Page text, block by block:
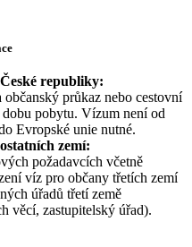
republiky:
průkaz nebo cestovní
pobytu. Vízum není od
Evropské unie nutné.
zemí:
požadavcích včetně
víz pro občany třetích zemí
úřadů třetí země
věcí, zastupitelský úřad).